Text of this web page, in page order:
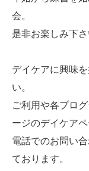
会。
是非お楽しみ下さ
デイケアに興味
い。
ご利用や各プロ
ージのデイケア
電話でのお問い
ております。